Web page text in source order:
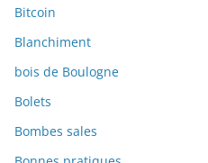
Bitcoin
Blanchiment
bois de Boulogne
Bolets
Bombes sales